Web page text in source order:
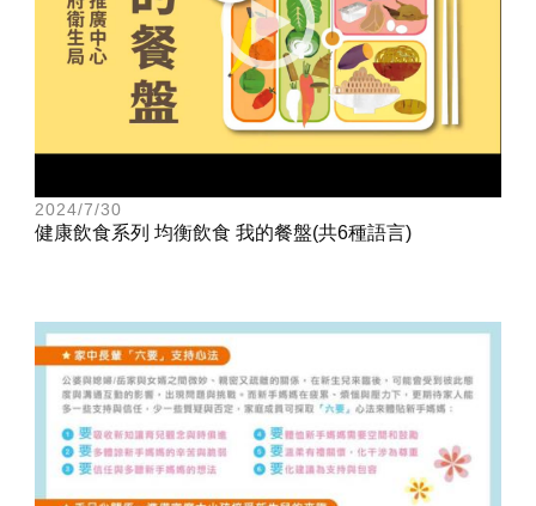
2024/7/30
健康飲食系列 均衡飲食 我的餐盤(共6種語言)